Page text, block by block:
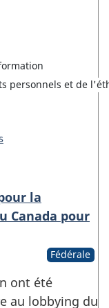
personnels et de
la
Canada pour
Fédérale
ont été
au lobbying du